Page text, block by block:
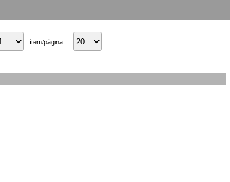
ítem/pàgina :